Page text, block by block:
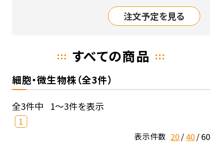
注文予定を見る
すべての商品
細胞・微生物株（全3件）
全3件中 1～3件を表示
1
表示件数 20 40 60